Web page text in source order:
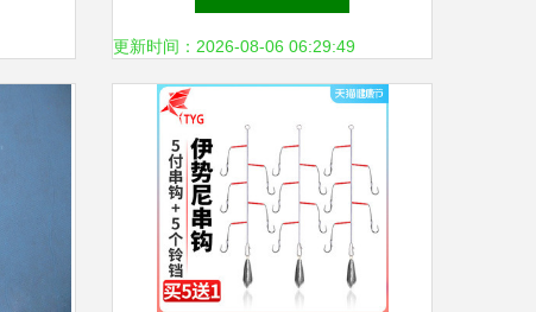
的思考
更新时间：2026-08-06 06:29:49